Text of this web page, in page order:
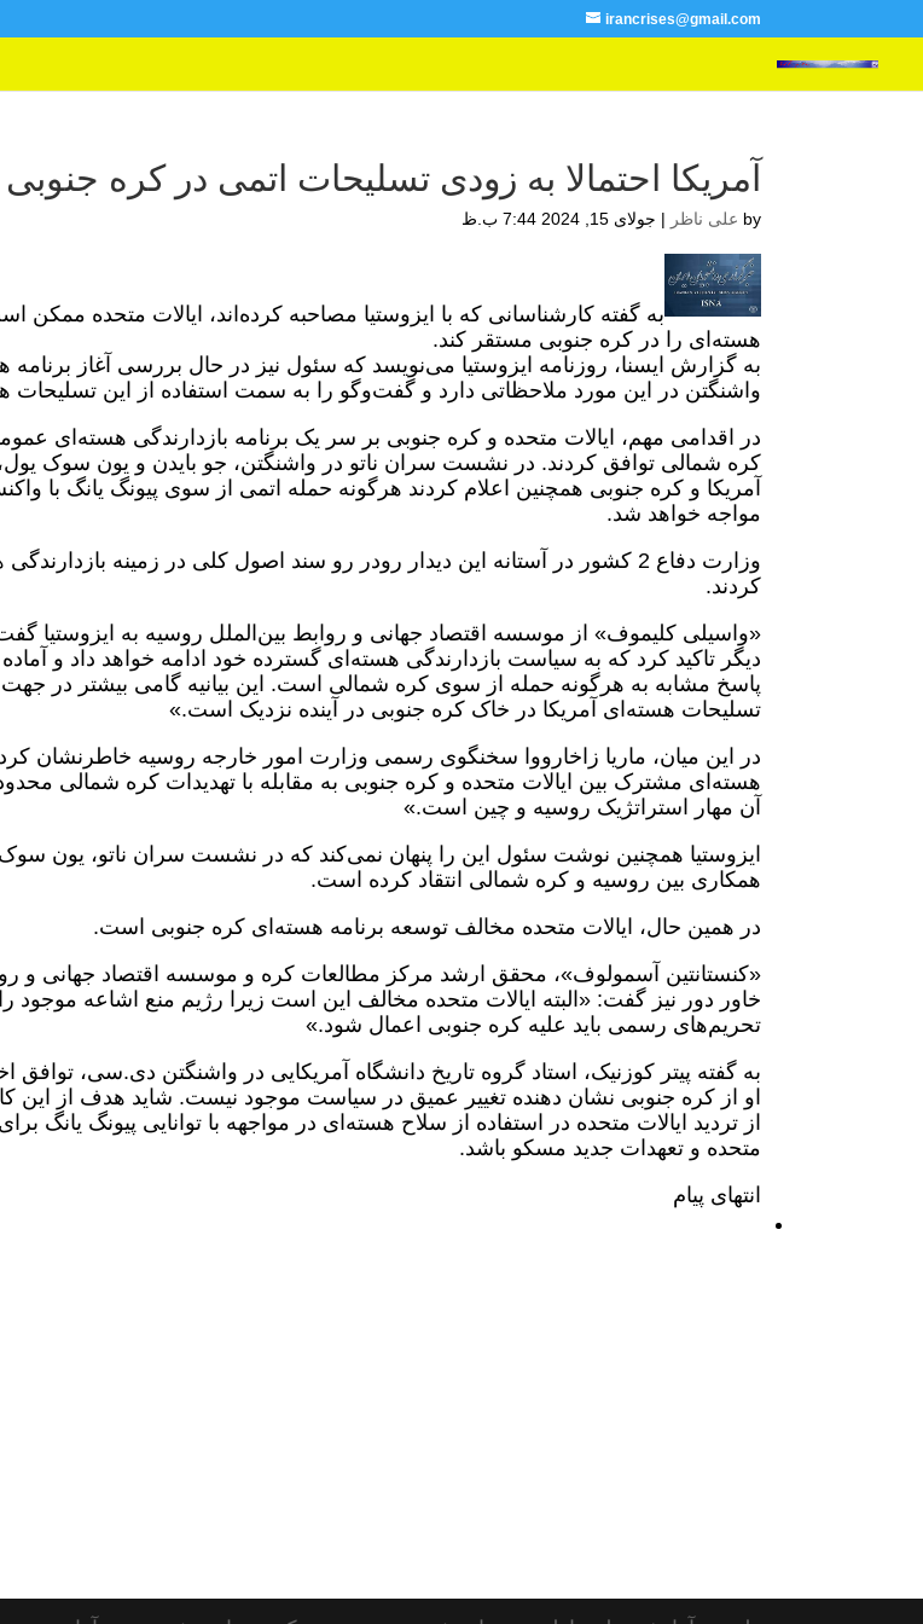
irancrises@gmail.com
آمریکا احتمالا به زودی تسلیحات اتمی در کره
by علی ناظر | جولای 15, 2024 7:44 ب.ظ
به گفته کارشناسانی که با ایزوستیا مصاحبه کرده‌اند، ایالات متحده
هسته‌ای را در کره جنوبی مستقر کند.
به گزارش ایسنا، روزنامه ایزوستیا می‌نویسد که سئول نیز در حال بررسی آغاز
واشنگتن در این مورد ملاحظاتی دارد و گفت‌وگو را به سمت استفاده از این تسلیحات
در اقدامی مهم، ایالات متحده و کره جنوبی بر سر یک برنامه بازدارندگی هسته‌ای
کره شمالی توافق کردند. در نشست سران ناتو در واشنگتن، جو بایدن و یون سوک
آمریکا و کره جنوبی همچنین اعلام کردند هرگونه حمله اتمی از سوی پیونگ یانگ با
مواجه خواهد شد.
وزارت دفاع 2 کشور در آستانه این دیدار رودر رو سند اصول کلی در زمینه
کردند.
«واسیلی کلیموف» از موسسه اقتصاد جهانی و روابط بین‌الملل روسیه به ایزوستیا گفت:
دیگر تاکید کرد که به سیاست بازدارندگی هسته‌ای گسترده خود ادامه خواهد داد و
پاسخ مشابه به هرگونه حمله از سوی کره شمالی است. این بیانیه گامی بیشتر در جهت
تسلیحات هسته‌ای آمریکا در خاک کره جنوبی در آینده نزدیک است.»
در این میان، ماریا زاخارووا سخنگوی رسمی وزارت امور خارجه روسیه خاطرنشان
هسته‌ای مشترک بین ایالات متحده و کره جنوبی به مقابله با تهدیدات کره شمالی
آن مهار استراتژیک روسیه و چین است.»
ایزوستیا همچنین نوشت سئول این را پنهان نمی‌کند که در نشست سران ناتو، یون
همکاری بین روسیه و کره شمالی انتقاد کرده است.
در همین حال، ایالات متحده مخالف توسعه برنامه هسته‌ای کره جنوبی است.
«کنستانتین آسمولوف»، محقق ارشد مرکز مطالعات کره و موسسه اقتصاد جهانی و
خاور دور نیز گفت: «البته ایالات متحده مخالف این است زیرا رژیم منع اشاعه موجود را
تحریم‌های رسمی باید علیه کره جنوبی اعمال شود.»
به گفته پیتر کوزنیک، استاد گروه تاریخ دانشگاه آمریکایی در واشنگتن دی.سی، توافق
او از کره جنوبی نشان دهنده تغییر عمیق در سیاست موجود نیست. شاید هدف از این
از تردید ایالات متحده در استفاده از سلاح هسته‌ای در مواجهه با توانایی پیونگ یانگ
متحده و تعهدات جدید مسکو باشد.
انتهای پیام